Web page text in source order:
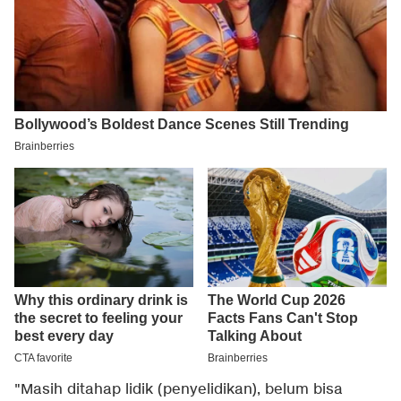
"Masih ditahap lidik (penyelidikan), belum bisa